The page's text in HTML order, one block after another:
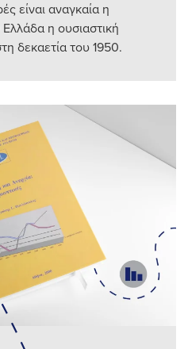
είναι αναγκαία η
η ουσιαστική
δεκαετία του 1950.